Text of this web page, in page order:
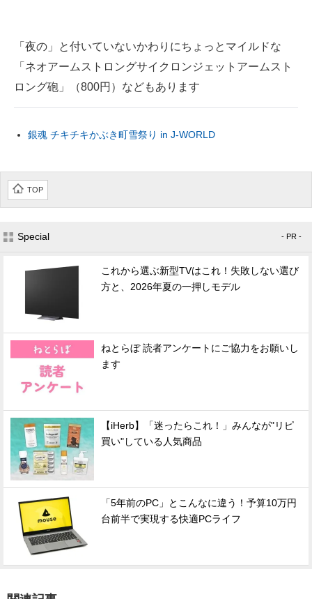
「夜の」と付いていないかわりにちょっとマイルドな
「ネオアームストロングサイクロンジェットアームスト
ロング砲」（800円）などもあります
銀魂 チキチキかぶき町雪祭り in J-WORLD
TOP
Special - PR -
これから選ぶ新型TVはこれ！失敗しない選び
方と、2026年夏の一押しモデル
ねとらぼ 読者アンケートにご協力をお願いし
ます
【iHerb】「迷ったらこれ！」みんなが"リピ
買い"している人気商品
「5年前のPC」とこんなに違う！予算10万円
台前半で実現する快適PCライフ